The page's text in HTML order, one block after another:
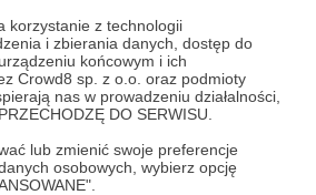
korzystanie z technologii
i zbierania danych, dostęp do
końcowym i ich
Crowd8 sp. z o.o. oraz podmioty
nas w prowadzeniu działalności,
DO SERWISU.
lub zmienić swoje preferencje
osobowych, wybierz opcję
kontynuować?
przejdź do strony